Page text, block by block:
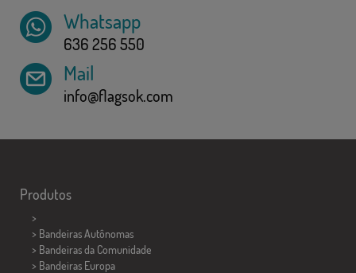
Whatsapp
636 256 550
Mail
info@flagsok.com
Produtos
>
> Bandeiras Autônomas
> Bandeiras da Comunidade
> Bandeiras Europa